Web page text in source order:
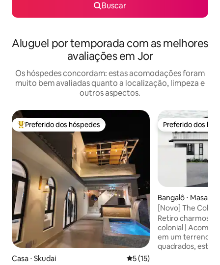
Buscar
Aluguel por temporada com as melhores
avaliações em Jor
Os hóspedes concordam: estas acomodações foram
muito bem avaliadas quanto a localização, limpeza e
outros aspectos.
Entre os melhores preferidos dos hóspedes
Preferido dos hóspedes
Casa ⋅ Skudai 5 de uma avaliação média
5 (15)
Preferido dos
Preferido dos
Bangalô ⋅ Masai
[Novo] The
enorme gramado
Retiro charmoso
colonial | Acomoda 13
em um terreno
quadrados, esta